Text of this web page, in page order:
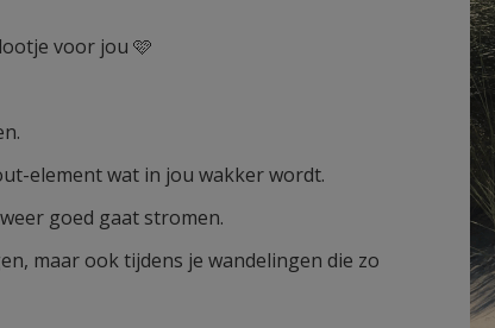
voor jou 🩷
element wat in jou wakker wordt.
goed gaat stromen.
maar ook tijdens je wandelingen die zo